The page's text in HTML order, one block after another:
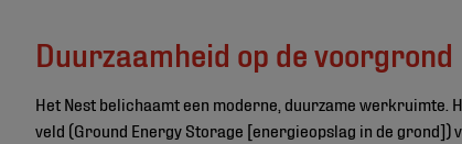
Duurzaamheid op de voorgrond
Het Nest belichaamt een moderne, duurzame werkruimte.
veld (Ground Energy Storage [energieopslag in de